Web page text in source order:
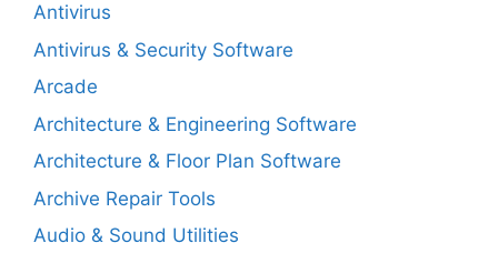
Antivirus
Antivirus & Security Software
Arcade
Architecture & Engineering Software
Architecture & Floor Plan Software
Archive Repair Tools
Audio & Sound Utilities